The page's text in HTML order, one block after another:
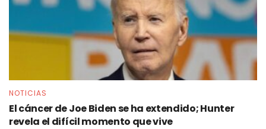
NOTICIAS
El cáncer de Joe Biden se ha extendido; Hunter
revela el difícil momento que vive